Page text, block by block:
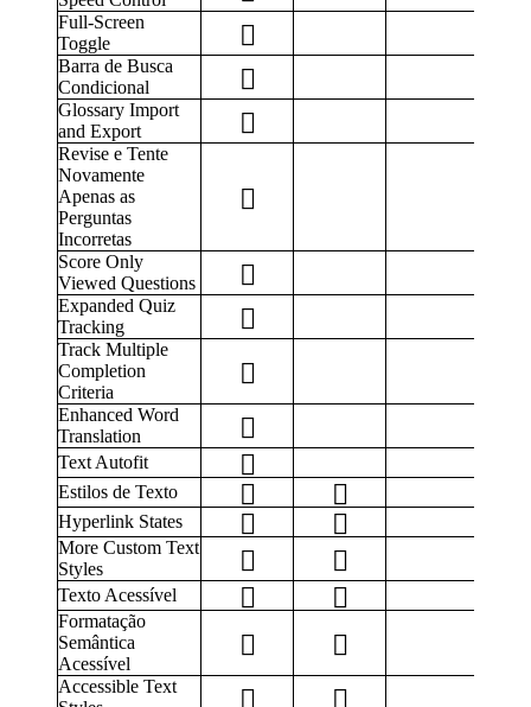
Full-Screen
Toggle
Barra de Busca
Condicional
Glossary Import
and Export
Revise e Tente
Novamente
Apenas as
Perguntas
Incorretas
Score Only
Viewed Questions
Expanded Quiz
Tracking
Track Multiple
Completion
Criteria
Enhanced Word
Translation
Text Autofit
Estilos de Texto
Hyperlink States
More Custom Text
Styles
Texto Acessível
Formatação
Semântica
Acessível
Accessible Text